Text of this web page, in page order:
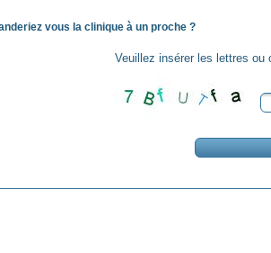
Recommanderiez vous la clinique à un proche ?
Veuillez insérer les lettres ou